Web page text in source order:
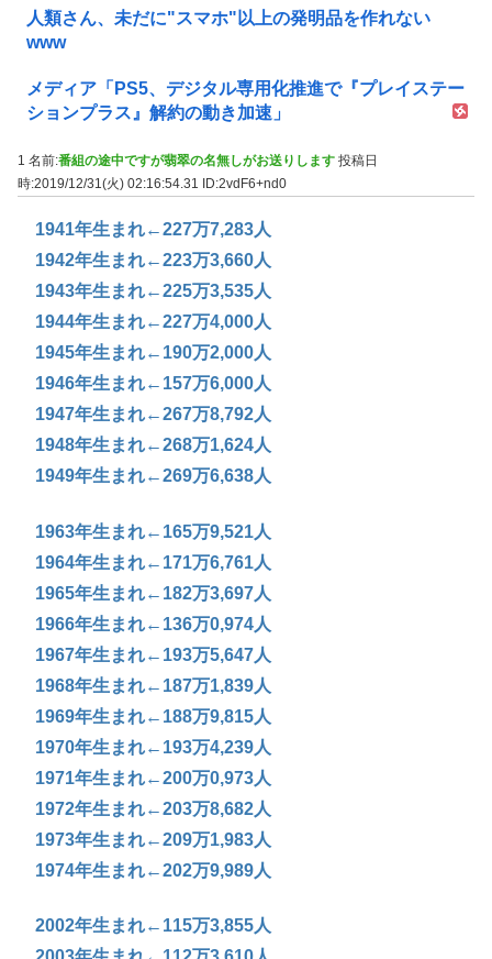
人類さん、未だに"スマホ"以上の発明品を作れない
www
メディア「PS5、デジタル専用化推進で『プレイステー
ションプラス』解約の動き加速」
1 名前:番組の途中ですが翡翠の名無しがお送りします 投稿日
時:2019/12/31(火) 02:16:54.31
ID:2vdF6+nd0
1941年生まれ←227万7,283人
1942年生まれ←223万3,660人
1943年生まれ←225万3,535人
1944年生まれ←227万4,000人
1945年生まれ←190万2,000人
1946年生まれ←157万6,000人
1947年生まれ←267万8,792人
1948年生まれ←268万1,624人
1949年生まれ←269万6,638人
1963年生まれ←165万9,521人
1964年生まれ←171万6,761人
1965年生まれ←182万3,697人
1966年生まれ←136万0,974人
1967年生まれ←193万5,647人
1968年生まれ←187万1,839人
1969年生まれ←188万9,815人
1970年生まれ←193万4,239人
1971年生まれ←200万0,973人
1972年生まれ←203万8,682人
1973年生まれ←209万1,983人
1974年生まれ←202万9,989人
2002年生まれ←115万3,855人